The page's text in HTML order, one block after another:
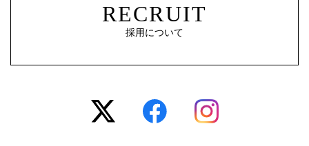
RECRUIT
採用について